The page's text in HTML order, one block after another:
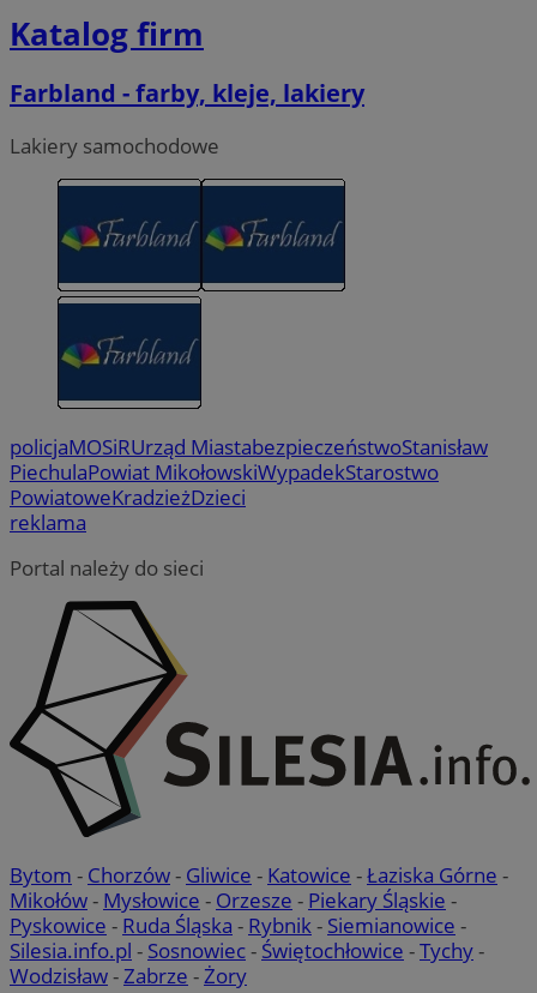
Katalog firm
Farbland - farby, kleje, lakiery
Lakiery samochodowe
policjaMOSiRUrząd MiastabezpieczeństwoStanisław
PiechulaPowiat MikołowskiWypadekStarostwo
PowiatoweKradzieżDzieci
reklama
Portal należy do sieci
Bytom - Chorzów- Gliwice - Katowice -Łaziska Górne -
Mikołów- Mysłowice - Orzesze - Piekary Śląskie -
Pyskowice - Ruda Śląska - Rybnik- Siemianowice -
Silesia.info.pl - Sosnowiec- Świętochłowice -Tychy-
Wodzisław-Zabrze -Żory